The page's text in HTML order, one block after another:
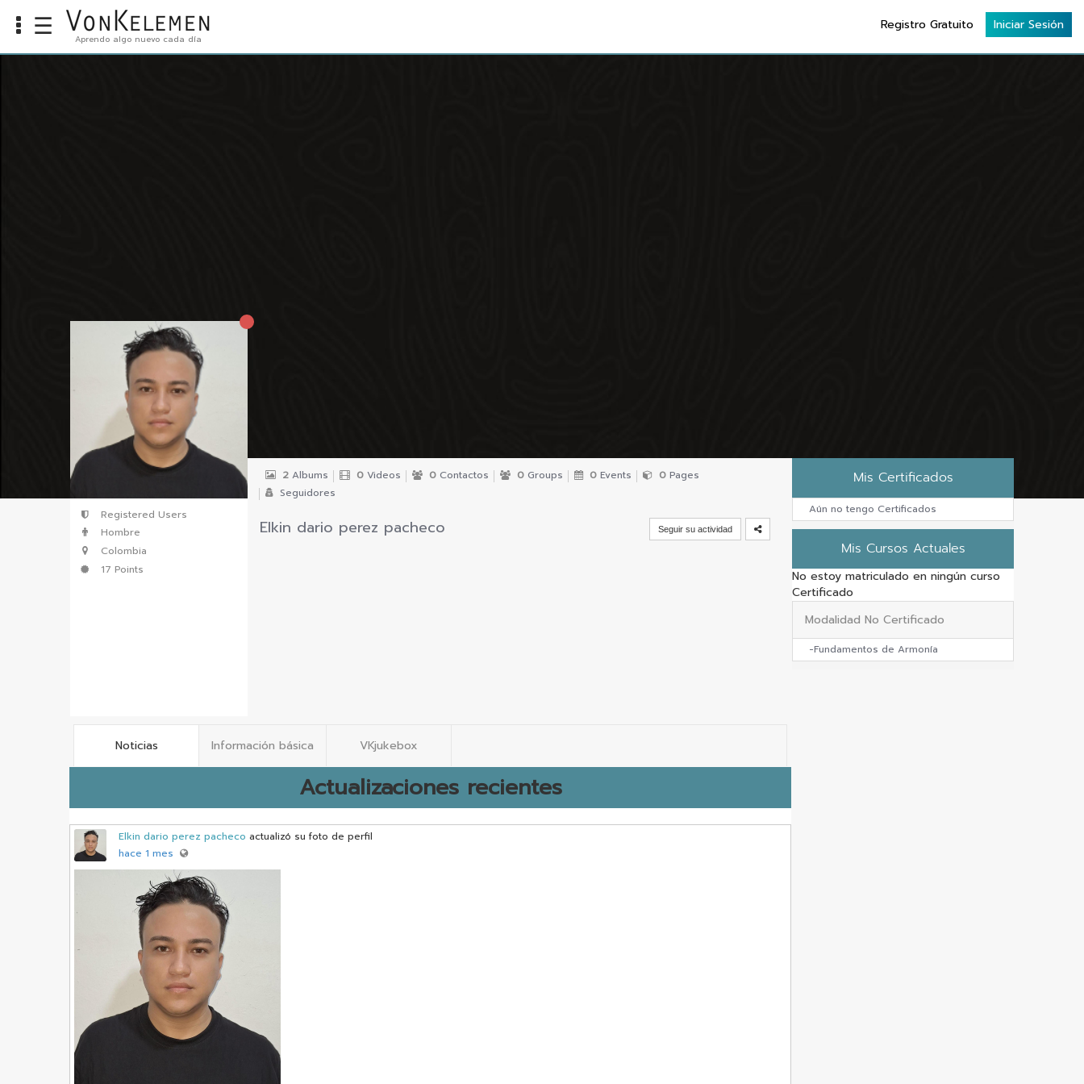
Info
Notifications
☰ Aprendo algo nuevo cada día
Registro Gratuito Iniciar Sesión
Registered Users
Hombre
Colombia
17 Points
2 Albums 0 Videos 0 Contactos 0 Groups 0 Events 0 Pages
Seguidores
Elkin dario perez pacheco Seguir su actividad
Noticias Información básica VKjukebox
Actualizaciones recientes
Elkin dario perez pacheco actualizó su foto de perfil
hace 1 mes
Mis Certificados
Aún no tengo Certificados
Mis Cursos Actuales
No estoy matriculado en ningún curso
Certificado
Modalidad No Certificado
-Fundamentos de Armonía